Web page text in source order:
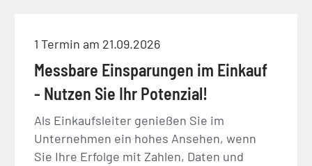
1 Termin am 21.09.2026
Messbare Einsparungen im Einkauf
- Nutzen Sie Ihr Potenzial!
Als Einkaufsleiter genießen Sie im
Unternehmen ein hohes Ansehen, wenn
Sie Ihre Erfolge mit Zahlen, Daten und